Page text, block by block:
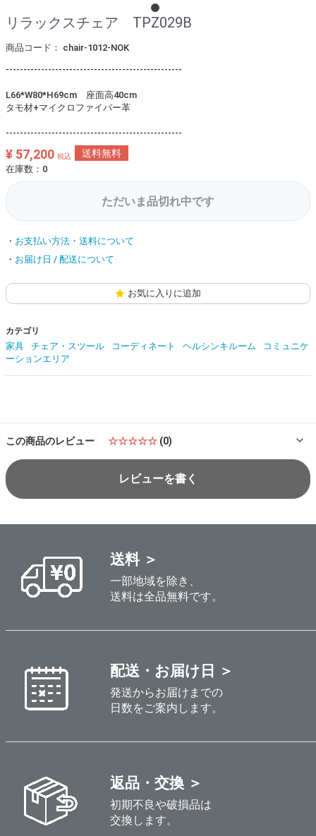
リラックスチェア TPZ029B
商品コード： chair-1012-NOK
--------------------------------------------------
L66*W80*H69cm 座面高40cm
タモ材+マイクロファイバー革
--------------------------------------------------
¥ 57,200 税込 送料無料
在庫数：0
ただいま品切れ中です
お支払い方法・送料について
お届け日 / 配送について
お気に入りに追加
カテゴリ
家具 チェア・スツール コーディネート ヘルシンキルーム
コミュニケ
ーションエリア
この商品のレビュー ☆☆☆☆☆ (0)
レビューを書く
送料 ＞
一部地域を除き、
送料は全品無料です。
配送・お届け日 ＞
発送からお届けまでの
日数をご案内します。
返品・交換 ＞
初期不良や破損品は
交換します。